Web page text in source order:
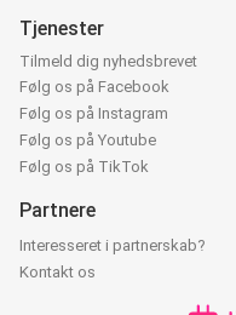
Tjenester
Tilmeld dig nyhedsbrevet
Følg os på Facebook
Følg os på Instagram
Følg os på Youtube
Følg os på TikTok
Partnere
Interesseret i partnerskab?
Kontakt os